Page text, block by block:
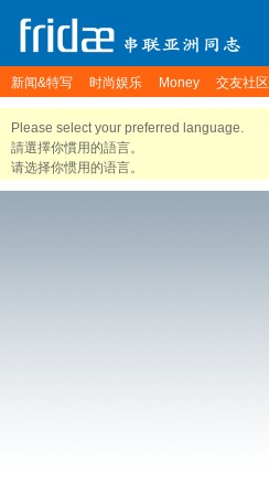
新闻&特写 时尚娱乐 Money 交友社区
Please select your preferred language.
請選擇你慣用的語言。
请选择你惯用的语言。